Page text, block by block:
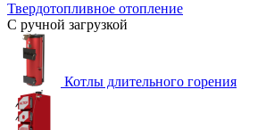
Твердотопливное отопление
С ручной загрузкой
Котлы длительного горения